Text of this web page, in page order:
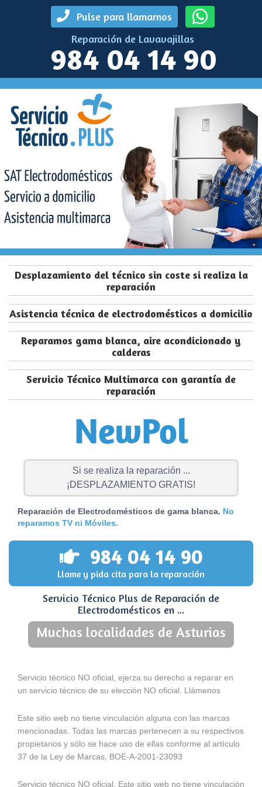
Pulse para llamarnos
Reparación de Lavavajillas
984 04 14 90
Desplazamiento del técnico sin coste si realiza la
reparación
Asistencia técnica de electrodomésticos a domicilio
Reparamos gama blanca, aire acondicionado y
calderas
Servicio Técnico Multimarca con garantía de
reparación
Si se realiza la reparación ...
¡DESPLAZAMIENTO GRATIS!
Reparación de Electrodomésticos de gama blanca. No
reparamos TV ni Móviles.
984 04 14 90
Llame y pida cita para la reparación
Servicio Técnico Plus de Reparación de
Electrodomésticos en ...
Muchas localidades de Asturias
Servicio técnico NO oficial, ejerza su derecho a reparar en
un servicio técnico de su elección NO oficial. Llámenos
Este sitio web no tiene vinculación alguna con las marcas
mencionadas. Todas las marcas pertenecen a su respectivos
propietarios y sólo se hace uso de ellas conforme al artículo
37 de la Ley de Marcas, BOE-A-2001-23093
Servicio técnico NO oficial. Este sitio web no tiene vinculación